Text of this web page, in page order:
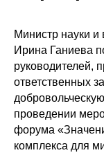
Министр науки
Ирина Ганиева
руководителей,
ответственных
проведении
форума
комплекса для